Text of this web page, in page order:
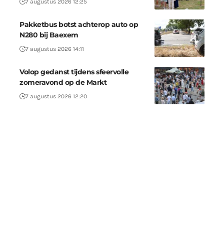
7 augustus 2026 12:25
Pakketbus botst achterop auto op
N280 bij Baexem
7 augustus 2026 14:11
Volop gedanst tijdens sfeervolle
zomeravond op de Markt
7 augustus 2026 12:20